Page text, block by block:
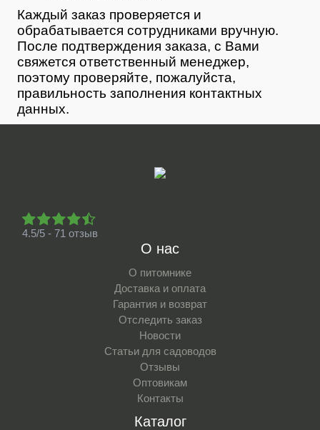
Каждый заказ проверяется и
обрабатывается сотрудниками вручную.
После подтверждения заказа, с Вами
свяжется ответственный менеджер,
поэтому проверяйте, пожалуйста,
правильность заполнения контактных
данных.
4.5/5 - 71 отзыв
О нас
О питомнике
Доставка и оплата
Гарантия и возврат
Отследить заказ
Новости
Статьи для садоводов
Отзывы
Оптовикам
Контакты
Каталог